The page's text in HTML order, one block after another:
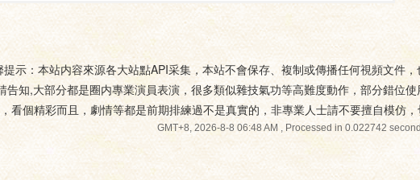
提示：本站内容來源各大站點API采集，本站不會保存、複制或傳播任何視頻文件
知,大部分都是圈内專業演員表演，很多類似雜技氣功等高難度動作，部分錯位
看個精彩而且，劇情等都是前期排練過不是真實的，非專業人士請不要擅自模仿
GMT+8, 2026-8-8 06:48 AM, Processed in 0.022742